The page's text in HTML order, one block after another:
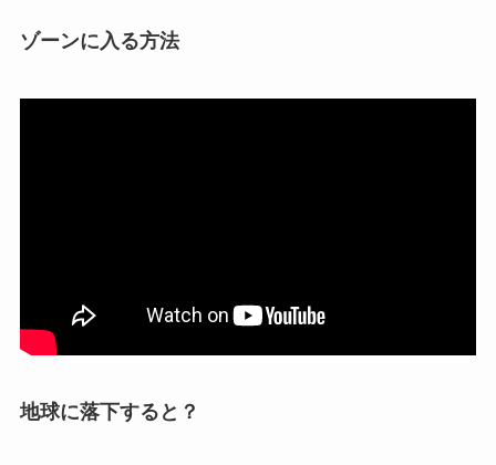
ゾーンに入る方法
地球に落下すると？